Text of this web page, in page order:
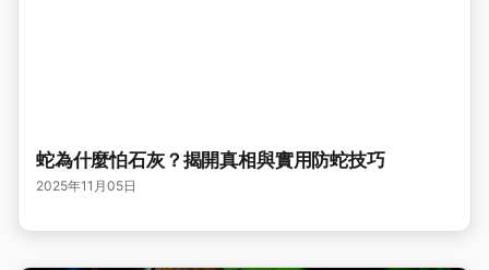
蛇為什麼怕石灰？揭開真相與實用防蛇技巧
2025年11月05日